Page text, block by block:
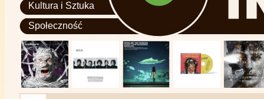
Kultura i Sztuka
Społeczność